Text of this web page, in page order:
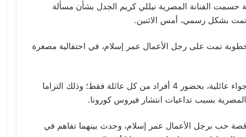
حسمت الفنانة المصرية نيللي كريم الجدل بشأن مسألة
تمت بشكل رسمي، أمس الاثنين.
تمت على رجل الأعمال عمر إسلام، في احتفالية مصغرة
وأوضحت أن احتفالية الخطوبة تمت في أجواء عائلية، بحضور 4 أفراد من كل عائلة فقط؛ وذلك التزاما
المصرية بسبب تداعيات انتشار فيروس كورونا.
حب برجل الأعمال عمر إسلام، وحدث بينهما تفاهم في